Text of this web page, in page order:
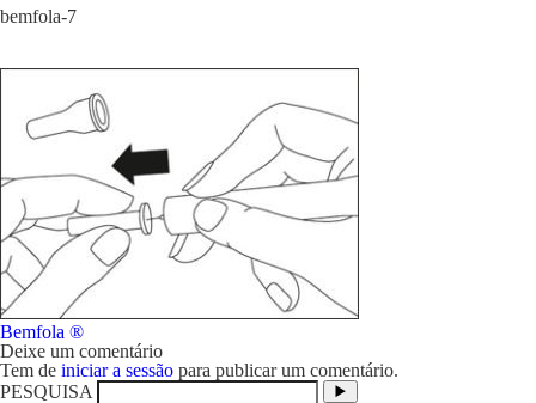
bemfola-7
Navegação
de
artigos
Bemfola ®
Deixe um comentário
Tem de iniciar a sessão para publicar um comentário.
PESQUISA